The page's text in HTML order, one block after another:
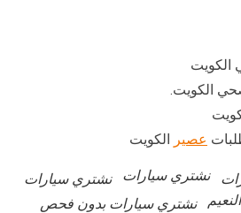
الكويت
الكويت.
عصير الكويت
نشتري سيارات
نشتري سيارات
نشتري سيارات بدون فحص